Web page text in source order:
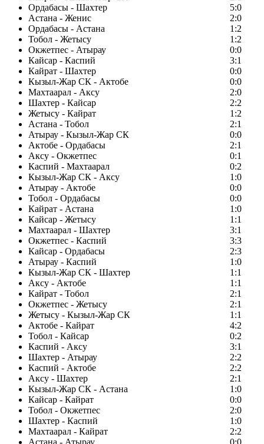
Ордабасы - Шахтер
5:0
Астана - Женис
2:0
Ордабасы - Астана
1:2
Тобол - Жетысу
1:2
Окжетпес - Атырау
0:0
Кайсар - Каспий
3:1
Кайрат - Шахтер
0:0
Кызыл-Жар СК - Актобе
0:0
Махтаарал - Аксу
2:0
Шахтер - Кайсар
2:2
Жетысу - Кайрат
1:2
Астана - Тобол
2:1
Атырау - Кызыл-Жар СК
0:0
Актобе - Ордабасы
2:1
Аксу - Окжетпес
0:1
Каспий - Махтаарал
0:2
Кызыл-Жар СК - Аксу
1:0
Атырау - Актобе
0:0
Тобол - Ордабасы
0:0
Кайрат - Астана
1:0
Кайсар - Жетысу
1:1
Махтаарал - Шахтер
3:1
Окжетпес - Каспий
3:3
Кайсар - Ордабасы
2:3
Атырау - Каспий
1:0
Кызыл-Жар СК - Шахтер
1:1
Аксу - Актобе
1:1
Кайрат - Тобол
2:1
Окжетпес - Жетысу
2:1
Жетысу - Кызыл-Жар СК
1:1
Актобе - Кайрат
4:2
Тобол - Кайсар
0:2
Каспий - Аксу
3:1
Шахтер - Атырау
2:2
Каспий - Актобе
2:2
Аксу - Шахтер
2:1
Кызыл-Жар СК - Астана
1:0
Кайсар - Кайрат
0:0
Тобол - Окжетпес
2:0
Шахтер - Каспий
1:0
Махтаарал - Кайрат
2:2